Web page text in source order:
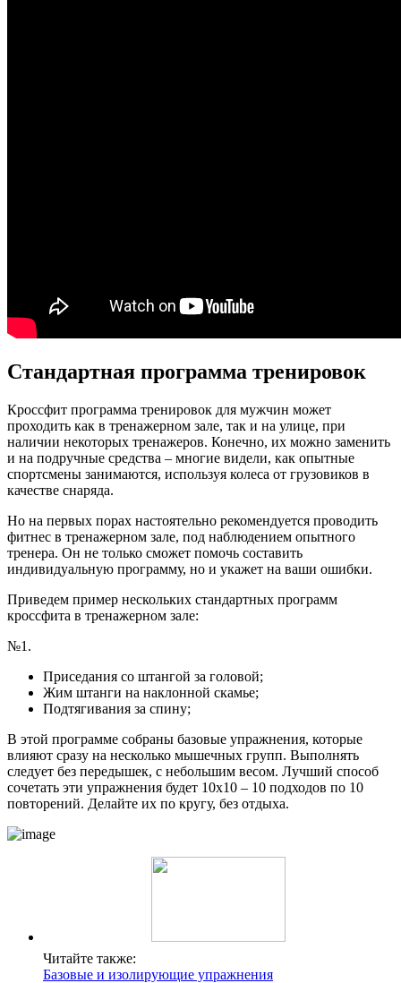
Стандартная программа тренировок
Кроссфит программа тренировок для мужчин может
проходить как в тренажерном зале, так и на улице, при
наличии некоторых тренажеров. Конечно, их можно заменить
и на подручные средства – многие видели, как опытные
спортсмены занимаются, используя колеса от грузовиков в
качестве снаряда.
Но на первых порах настоятельно рекомендуется проводить
фитнес в тренажерном зале, под наблюдением опытного
тренера. Он не только сможет помочь составить
индивидуальную программу, но и укажет на ваши ошибки.
Приведем пример нескольких стандартных программ
кроссфита в тренажерном зале:
№1.
Приседания со штангой за головой;
Жим штанги на наклонной скамье;
Подтягивания за спину;
В этой программе собраны базовые упражнения, которые
влияют сразу на несколько мышечных групп. Выполнять
следует без передышек, с небольшим весом. Лучший способ
сочетать эти упражнения будет 10х10 – 10 подходов по 10
повторений. Делайте их по кругу, без отдыха.
Читайте также:
Базовые и изолирующие упражнения